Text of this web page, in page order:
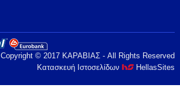
Copyright © 2017 ΚΑΡΑΒΙΑΣ - All Rights Reserved
Κατασκευή Ιστοσελίδων
HellasSites